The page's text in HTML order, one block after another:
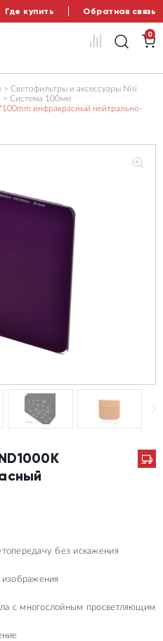
Где купить Обратная связь
0
Светофильтры и аксессуары Nisi
Система 100мм
инфракрасный нейтрально-
без искажения
с многослойным просветляющим